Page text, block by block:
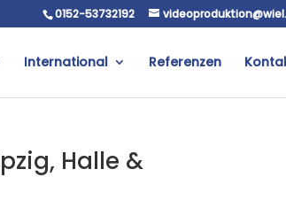
0152-53732192
International Referenzen
Halle &